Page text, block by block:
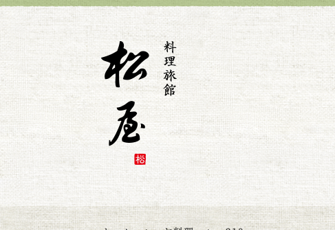
松屋旅館